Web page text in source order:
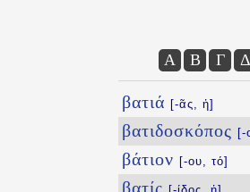
Α Β Γ Δ
βατιά [-ᾶς, ἡ]
βατιδοσκόπος [-
βάτιον [-ου, τό]
βατίς